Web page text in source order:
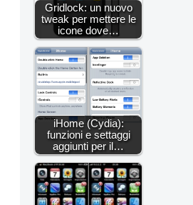
Gridlock: un nuovo
tweak per mettere le
icone dove…
iHome (Cydia):
funzioni e settaggi
aggiunti per il…